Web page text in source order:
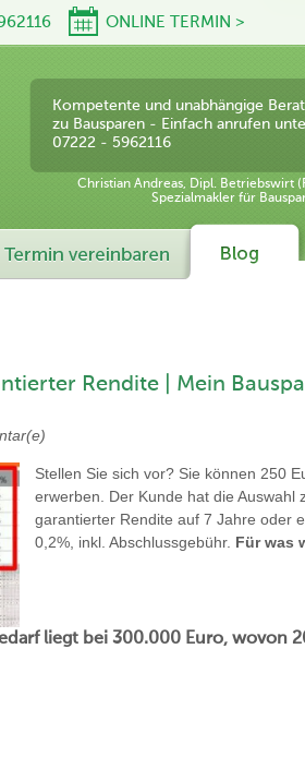
ONLINE TERMIN >
Kompetente und unabhängige
zu Bausparen - Einfach anrufen
07222 - 5962116
Christian Andreas, Dipl. Betriebswirt
Spezialmakler für
Rendite | Mein
Stellen Sie sich vor? Sie können 250
erwerben. Der Kunde hat die Auswahl
garantierter Rendite auf 7 Jahre oder
0,2%, inkl. Abschlussgebühr. Für was
liegt bei 300.000 Euro, wovon